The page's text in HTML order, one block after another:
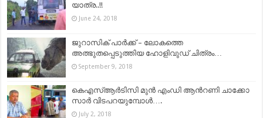
യാത്ര..!!
June 24, 2018
ജുറാസിക് പാർക്ക് – ലോകത്തെ
അത്ഭുതപ്പെടുത്തിയ ഹോളിവുഡ് ചിത്രം…
September 9, 2018
കെഎസ്ആർടിസി മുൻ എംഡി ആൻറണി ചാക്കോ
സാർ വിടപറയുമ്പോൾ….
July 2, 2018